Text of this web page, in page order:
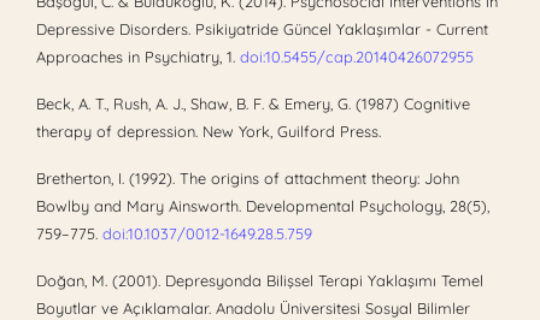
Depressive Disorders. Psikiyatride Güncel Yaklaşımlar - Current
Approaches in Psychiatry, 1. doi:10.5455/cap.20140426072955
Beck, A. T., Rush, A. J., Shaw, B. F. & Emery, G. (1987) Cognitive
therapy of depression. New York, Guilford Press.
Bretherton, I. (1992). The origins of attachment theory: John
Bowlby and Mary Ainsworth. Developmental Psychology, 28(5),
759–775. doi:10.1037/0012-1649.28.5.759
Doğan, M. (2001). Depresyonda Bilişsel Terapi Yaklaşımı Temel
Boyutlar ve Açıklamalar. Anadolu Üniversitesi Sosyal Bilimler